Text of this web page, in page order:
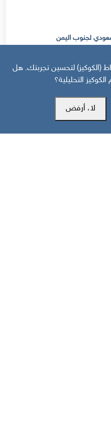
لجنوب اليمن
(الكوكيز) لتحسين تجربتك. هل
التحليلية؟
لا، أرفض